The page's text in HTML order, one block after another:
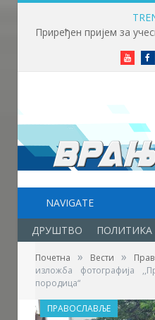
Youtube
NAVIGATE
ДРУШТВО ПОЛИТИКА
Почетна » Вести »
изложба фотографија
породица“
ПРАВОСЛАВЉЕ